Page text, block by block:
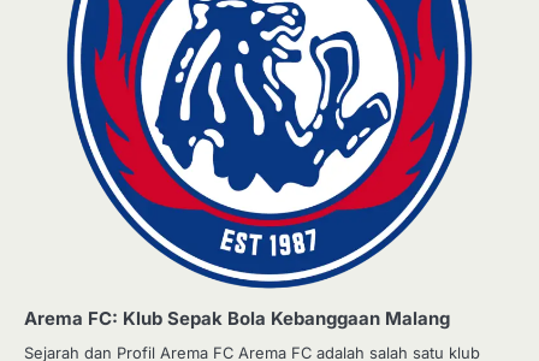
Arema FC: Klub Sepak Bola Kebanggaan Malang
Sejarah dan Profil Arema FC Arema FC adalah salah satu klub